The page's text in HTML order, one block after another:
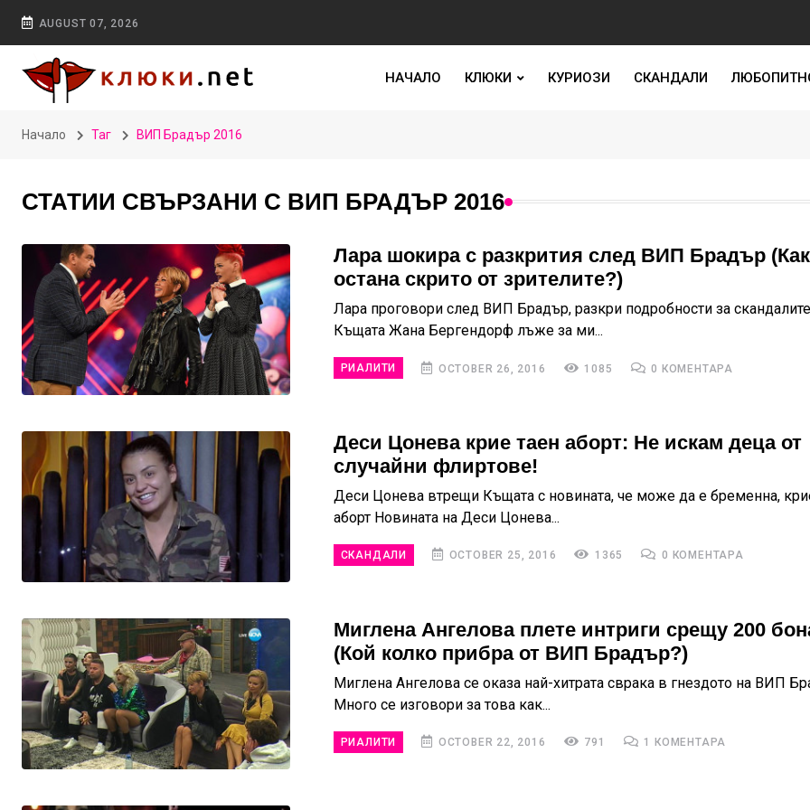
AUGUST 07, 2026
НАЧАЛО КЛЮКИ КУРИОЗИ СКАНДАЛИ
Начало Таг ВИП Брадър 2016
СТАТИИ СВЪРЗАНИ С ВИП БРАДЪР 2016
Лара шокира с разкрития след ВИП Брадър
остана скрито от зрителите?)
Лара проговори след ВИП Брадър, разкри подробности за
Къщата Жана Бергендорф лъже за ми...
РИАЛИТИ OCTOBER 26, 2016 1085 0 КОМЕНТАРА
Деси Цонева крие таен аборт: Не искам деца от
случайни флиртове!
Деси Цонева втрещи Къщата с новината, че може да е бременна,
аборт Новината на Деси Цонева...
СКАНДАЛИ OCTOBER 25, 2016 1365 0 КОМЕНТАРА
Миглена Ангелова плете интриги срещу 200
(Кой колко прибра от ВИП Брадър?)
Миглена Ангелова се оказа най-хитрата сврака в гнездото на ВИП
Много се изговори за това как...
РИАЛИТИ OCTOBER 22, 2016 791 1 КОМЕНТАРА